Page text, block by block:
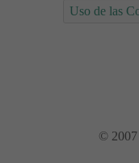
Uso de las
© 2007